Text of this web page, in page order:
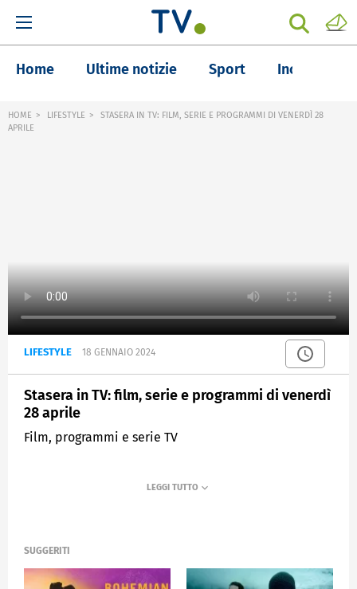
Home Ultime notizie Sport Inchieste
HOME LIFESTYLE
STASERA IN TV: FILM, SERIE E PROGRAMMI DI VENERDÌ 28
APRILE
LIFESTYLE 18 GENNAIO 2024
Stasera in TV: film, serie e programmi di venerdì
28 aprile
Film, programmi e serie TV
SUGGERITI